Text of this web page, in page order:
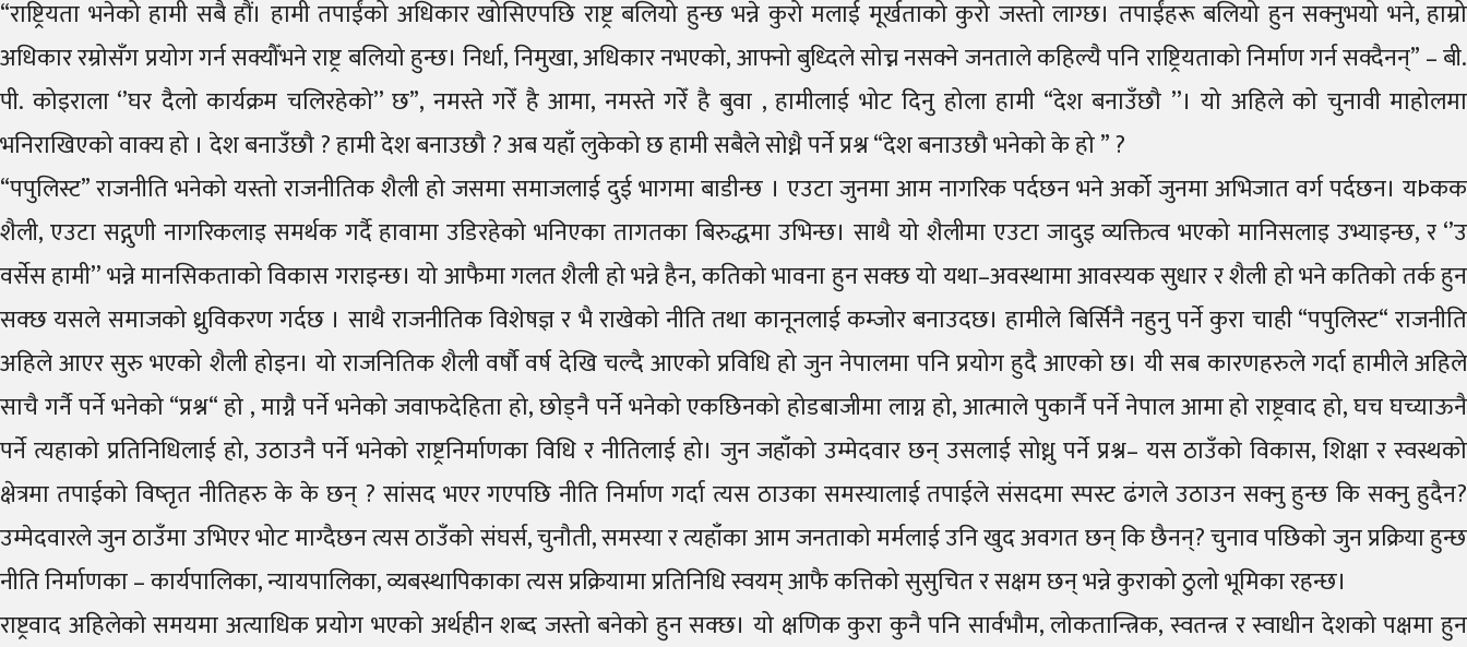
“राष्ट्रियता भनेको हामी सबै हौं। हामी तपाईंको अधिकार खोसिएपछि राष्ट्र बलियो हुन्छ भन्ने कुरो मलाई मूर्खताको कुरो जस्तो लाग्छ। तपाईंहरू बलियो हुन सक्नुभयो भने, हाम्रो
अधिकार रम्रोसँग प्रयोग गर्न सक्यौँभने राष्ट्र बलियो हुन्छ। निर्धा, निमुखा, अधिकार नभएको, आफ्नो बुध्दिले सोच्न नसक्ने जनताले कहिल्यै पनि राष्ट्रियताको निर्माण गर्न सक्दैनन्” – बी.
पी. कोइराला ‘’घर दैलो कार्यक्रम चलिरहेको’’ छ”, नमस्ते गरेँ है आमा, नमस्ते गरेँ है बुवा , हामीलाई भोट दिनु होला हामी “देश बनाउँछौ ’’। यो अहिले को चुनावी माहोलमा
भनिराखिएको वाक्य हो । देश बनाउँछौ ? हामी देश बनाउछौ ? अब यहाँ लुकेको छ हामी सबैले सोध्नै पर्ने प्रश्न “देश बनाउछौ भनेको के हो ” ?
“पपुलिस्ट” राजनीति भनेको यस्तो राजनीतिक शैली हो जसमा समाजलाई दुई भागमा बाडीन्छ । एउटा जुनमा आम नागरिक पर्दछन भने अर्को जुनमा अभिजात वर्ग पर्दछन। यÞकक
शैली, एउटा सद्गुणी नागरिकलाइ समर्थक गर्दै हावामा उडिरहेको भनिएका तागतका बिरुद्धमा उभिन्छ। साथै यो शैलीमा एउटा जादुइ व्यक्तित्व भएको मानिसलाइ उभ्याइन्छ, र ‘’उ
वर्सेस हामी’’ भन्ने मानसिकताको विकास गराइन्छ। यो आफैमा गलत शैली हो भन्ने हैन, कतिको भावना हुन सक्छ यो यथा–अवस्थामा आवस्यक सुधार र शैली हो भने कतिको तर्क हुन
सक्छ यसले समाजको ध्रुविकरण गर्दछ । साथै राजनीतिक विशेषज्ञ र भै राखेको नीति तथा कानूनलाई कम्जोर बनाउदछ। हामीले बिर्सिनै नहुनु पर्ने कुरा चाही “पपुलिस्ट“ राजनीति
अहिले आएर सुरु भएको शैली होइन। यो राजनितिक शैली वर्षौ वर्ष देखि चल्दै आएको प्रविधि हो जुन नेपालमा पनि प्रयोग हुदै आएको छ। यी सब कारणहरुले गर्दा हामीले अहिले
साचै गर्नै पर्ने भनेको “प्रश्न“ हो , माग्नै पर्ने भनेको जवाफदेहिता हो, छोड्नै पर्ने भनेको एकछिनको होडबाजीमा लाग्न हो, आत्माले पुकार्नै पर्ने नेपाल आमा हो राष्ट्रवाद हो, घच घच्याऊनै
पर्ने त्यहाको प्रतिनिधिलाई हो, उठाउनै पर्ने भनेको राष्ट्रनिर्माणका विधि र नीतिलाई हो। जुन जहाँको उम्मेदवार छन् उसलाई सोध्नु पर्ने प्रश्न– यस ठाउँको विकास, शिक्षा र स्वस्थको
क्षेत्रमा तपाईको विष्तृत नीतिहरु के के छन् ? सांसद भएर गएपछि नीति निर्माण गर्दा त्यस ठाउका समस्यालाई तपाईले संसदमा स्पस्ट ढंगले उठाउन सक्नु हुन्छ कि सक्नु हुदैन?
उम्मेदवारले जुन ठाउँमा उभिएर भोट माग्दैछन त्यस ठाउँको संघर्स, चुनौती, समस्या र त्यहाँका आम जनताको मर्मलाई उनि खुद अवगत छन् कि छैनन्? चुनाव पछिको जुन प्रक्रिया हुन्छ
नीति निर्माणका – कार्यपालिका, न्यायपालिका, व्यबस्थापिकाका त्यस प्रक्रियामा प्रतिनिधि स्वयम् आफै कत्तिको सुसुचित र सक्षम छन् भन्ने कुराको ठुलो भूमिका रहन्छ।
राष्ट्रवाद अहिलेको समयमा अत्याधिक प्रयोग भएको अर्थहीन शब्द जस्तो बनेको हुन सक्छ। यो क्षणिक कुरा कुनै पनि सार्वभौम, लोकतान्त्रिक, स्वतन्त्र र स्वाधीन देशको पक्षमा हुन